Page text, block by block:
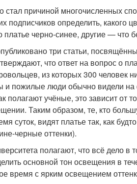
стал причиной многочисленных
подписчиков определить, какого
черно-синее, другие — что
три статьи,
что ответ на вопрос о
из которых 300 человек
и пожилые люди обычно видели на
учёные, это зависит от
Таким образом, те, кто
суток, видят платье так, как
черные оттенки).
полагают, что всё дело
основной тон освещения в
время с ярким освещением